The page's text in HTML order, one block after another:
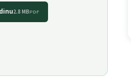
2.8 MBPDF